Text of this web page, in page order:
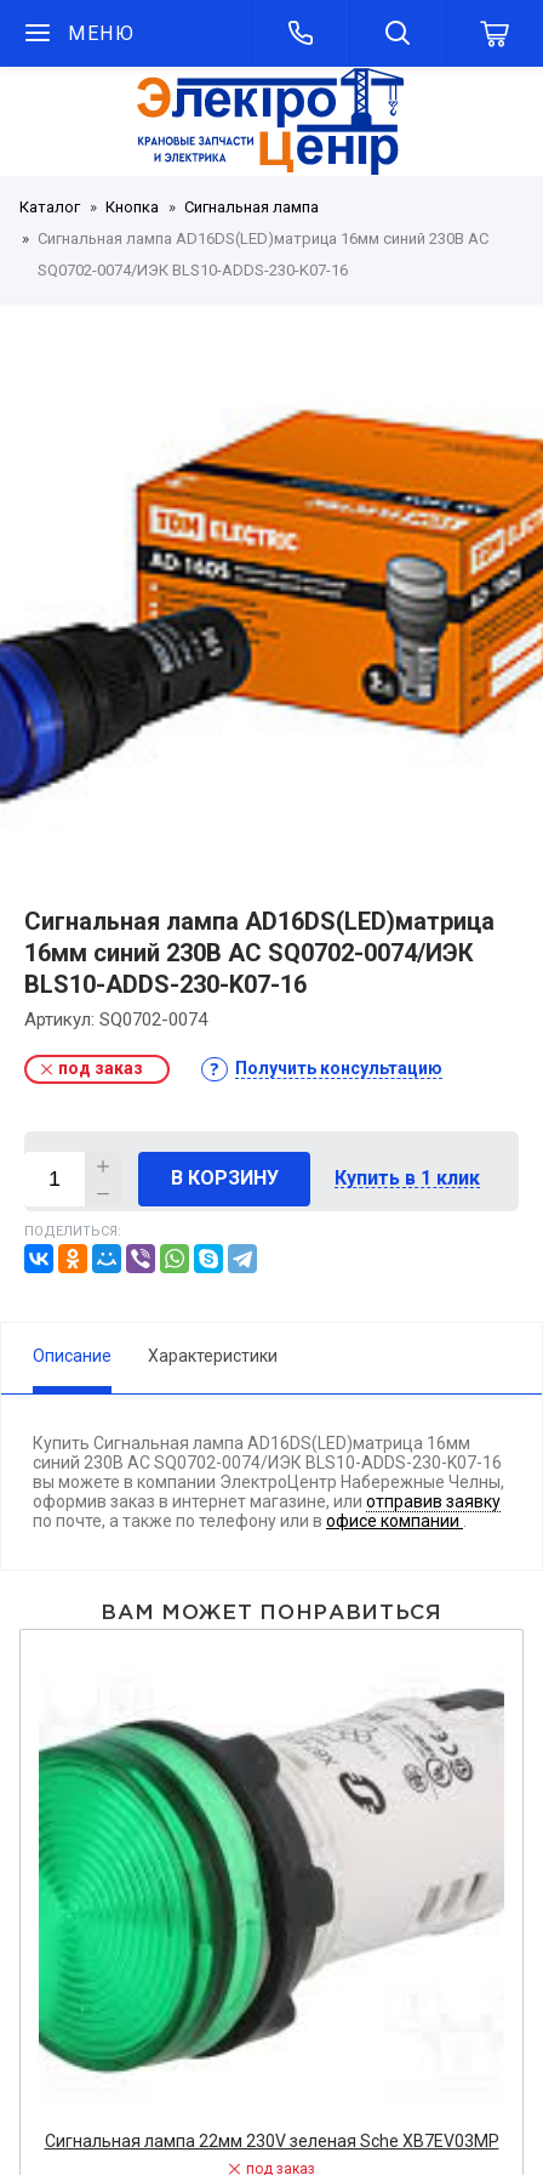
МЕНЮ
Каталог Кнопка
Сигнальная лампа
Сигнальная лампа AD16DS(LED)матрица 16мм синий 230В AC
SQ0702-0074/ИЭК BLS10-ADDS-230-K07-16
Сигнальная лампа AD16DS(LED)матрица
16мм синий 230В AC SQ0702-0074/ИЭК
BLS10-ADDS-230-K07-16
Артикул: SQ0702-0074
под заказ Получить консультацию
В КОРЗИНУ Купить в 1 клик
ПОДЕЛИТЬСЯ:
Описание Характеристики
Купить Сигнальная лампа AD16DS(LED)матрица 16мм
синий 230В AC SQ0702-0074/ИЭК BLS10-ADDS-230-K07-16
вы можете в компании ЭлектроЦентр Набережные Челны,
оформив заказ в интернет магазине, или отправив заявку
по почте, а также по телефонуили в офисе компании
ВАМ МОЖЕТ ПОНРАВИТЬСЯ
Сигнальная лампа 22мм 230V зеленая Sche XB7EV03MP
под заказ